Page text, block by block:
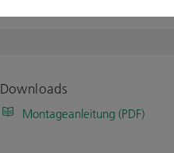
Downloads
Montageanleitung (PDF)